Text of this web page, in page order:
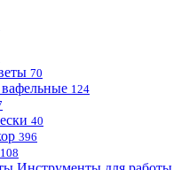
70
124
40
396
108